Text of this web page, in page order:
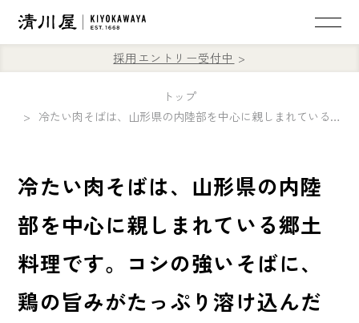
採用エントリー受付中
トップ
冷たい肉そばは、山形県の内陸部を中心に親しまれている郷土料理です。コシの強いそばに、鶏の旨みがたっぷり溶け込んだ冷たいつゆが合わさり、噛むほどに味わいが広がります😋
冷たい肉そばは、山形県の内陸
部を中心に親しまれている郷土
料理です。コシの強いそばに、
鶏の旨みがたっぷり溶け込んだ